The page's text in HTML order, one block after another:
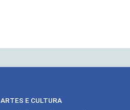
ARTES E CULTURA